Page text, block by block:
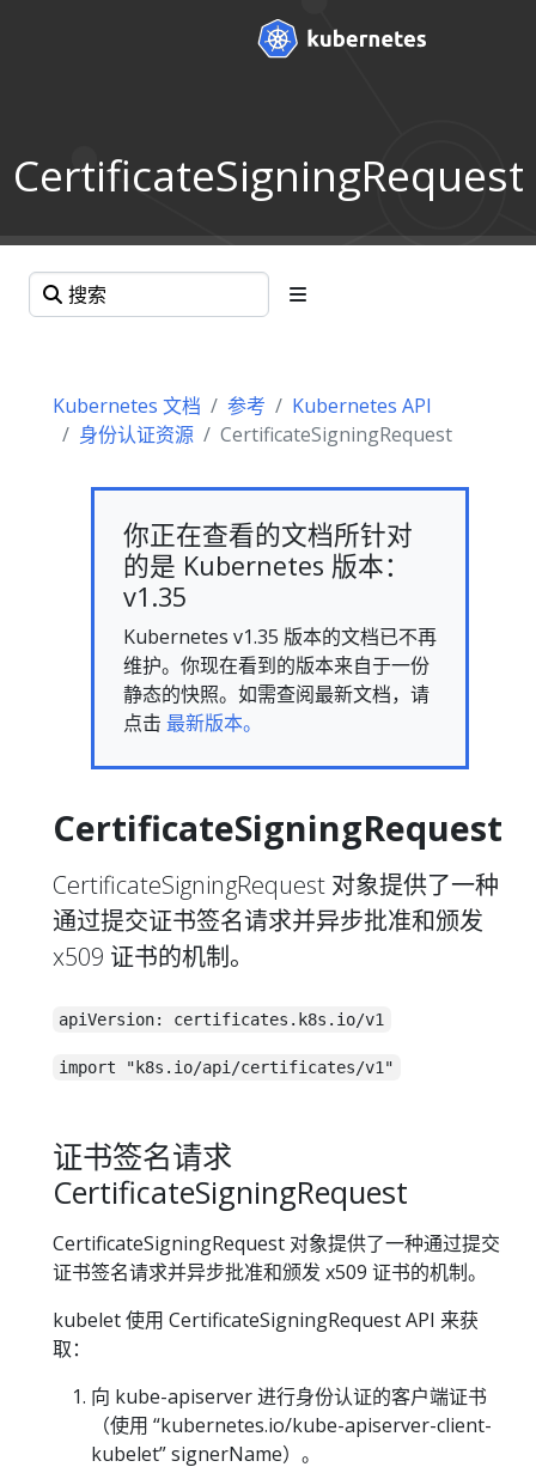
CertificateSigningRequest
Kubernetes 文档 参考
Kubernetes API
身份认证资源
CertificateSigningRequest
你正在查看的文档所针对
的是 Kubernetes 版本：
v1.35
Kubernetes v1.35 版本的文档已不再
维护。你现在看到的版本来自于一份
静态的快照。如需查阅最新文档，请
点击 最新版本。
CertificateSigningRequest
CertificateSigningRequest 对象提供了一种
通过提交证书签名请求并异步批准和颁发
x509 证书的机制。
apiVersion: certificates.k8s.io/v1
import "k8s.io/api/certificates/v1"
证书签名请求
CertificateSigningRequest
CertificateSigningRequest 对象提供了一种通过提交
证书签名请求并异步批准和颁发 x509 证书的机制。
kubelet 使用 CertificateSigningRequest API 来获
取：
向 kube-apiserver 进行身份认证的客户端证书
（使用 “kubernetes.io/kube-apiserver-client-
kubelet” signerName）。